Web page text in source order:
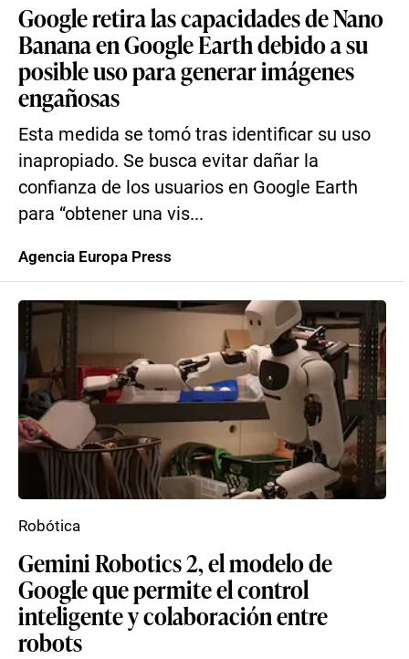
Google retira las capacidades de Nano
Banana en Google Earth debido a su
posible uso para generar imágenes
engañosas
Esta medida se tomó tras identificar su uso
inapropiado. Se busca evitar dañar la
confianza de los usuarios en Google Earth
para “obtener una vis...
Agencia Europa Press
Gemini Robotics 2, el modelo de
Google que permite el control
inteligente y colaboración entre
robots
Robótica